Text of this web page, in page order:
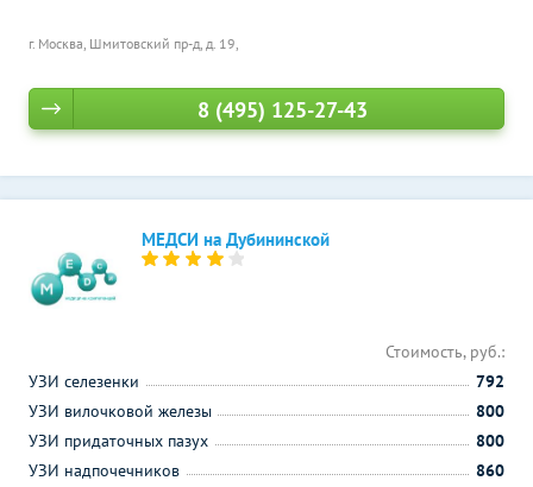
г. Москва, Шмитовский пр-д, д. 19,
8 (495) 125-27-43
МЕДСИ на Дубининской
Стоимость, руб.:
УЗИ селезенки
792
УЗИ вилочковой железы
800
УЗИ придаточных пазух
800
УЗИ надпочечников
860